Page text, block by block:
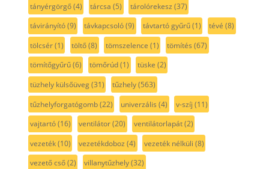
tányérgörgő(4) tárcsa (5) tárolórekesz (37)
távirányító(9) távkapcsoló(9) távtartó gyűrű(1) tévé (8)
tölcsér(1) töltő(8) tömszelence (1) tömítés (67)
tömítőgyűrű(6) tömőrúd(1) tüske (2)
tüzhely külsőüveg(31) tűzhely(563)
tűzhelyforgatógomb(22) univerzális (4) v-szíj (11)
vajtartó(16) ventilátor(20) ventilátorlapát(2)
vezeték(10) vezetékdoboz (4) vezeték nélküli (8)
vezető cső(2) villanytűzhely(32)